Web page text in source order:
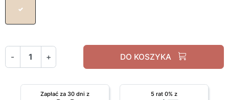
- + DO KOSZYKA
Zapłać za 30 dni z 5 rat 0% z